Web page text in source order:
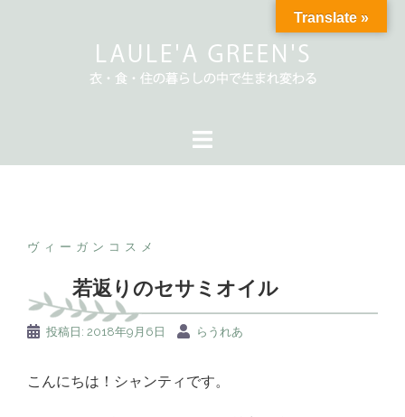
ヴィーガンコスメ
若返りのセサミオイル
投稿日: 2018年9月6日 らうれあ
こんにちは！シャンティです。
Translate »